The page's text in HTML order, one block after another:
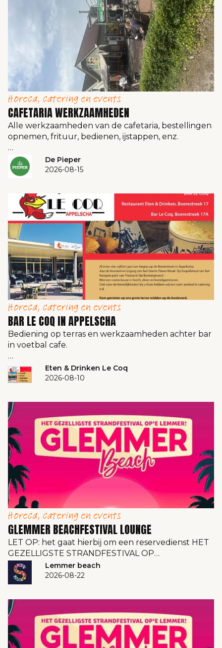
Horeca, catering en events
CAFETARIA WERKZAAMHEDEN
Alle werkzaamheden van de cafetaria, bestellingen
opnemen, frituur, bedienen, ijstappen, enz.
…
De Pieper
2026-08-15
Horeca, catering en events
BAR LE COQ IN APPELSCHA
Bediening op terras en werkzaamheden achter bar
in voetbal cafe.
…
Eten & Drinken Le Coq
2026-08-10
Horeca, catering en events
GLEMMER BEACHFESTIVAL LOUNGE
LET OP: het gaat hierbij om een reservedienst HET
GEZELLIGSTE STRANDFESTIVAL OP…
Lemmer beach
2026-08-22